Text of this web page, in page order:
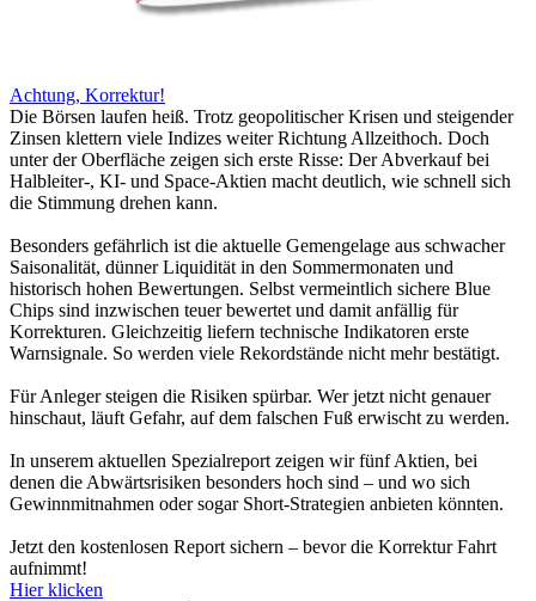
Achtung, Korrektur!
Die Börsen laufen heiß. Trotz geopolitischer Krisen und steigender
Zinsen klettern viele Indizes weiter Richtung Allzeithoch. Doch
unter der Oberfläche zeigen sich erste Risse: Der Abverkauf bei
Halbleiter-, KI- und Space-Aktien macht deutlich, wie schnell sich
die Stimmung drehen kann.
Besonders gefährlich ist die aktuelle Gemengelage aus schwacher
Saisonalität, dünner Liquidität in den Sommermonaten und
historisch hohen Bewertungen. Selbst vermeintlich sichere Blue
Chips sind inzwischen teuer bewertet und damit anfällig für
Korrekturen. Gleichzeitig liefern technische Indikatoren erste
Warnsignale. So werden viele Rekordstände nicht mehr bestätigt.
Für Anleger steigen die Risiken spürbar. Wer jetzt nicht genauer
hinschaut, läuft Gefahr, auf dem falschen Fuß erwischt zu werden.
In unserem aktuellen Spezialreport zeigen wir fünf Aktien, bei
denen die Abwärtsrisiken besonders hoch sind – und wo sich
Gewinnmitnahmen oder sogar Short-Strategien anbieten könnten.
Jetzt den kostenlosen Report sichern – bevor die Korrektur Fahrt
aufnimmt!
Hier klicken